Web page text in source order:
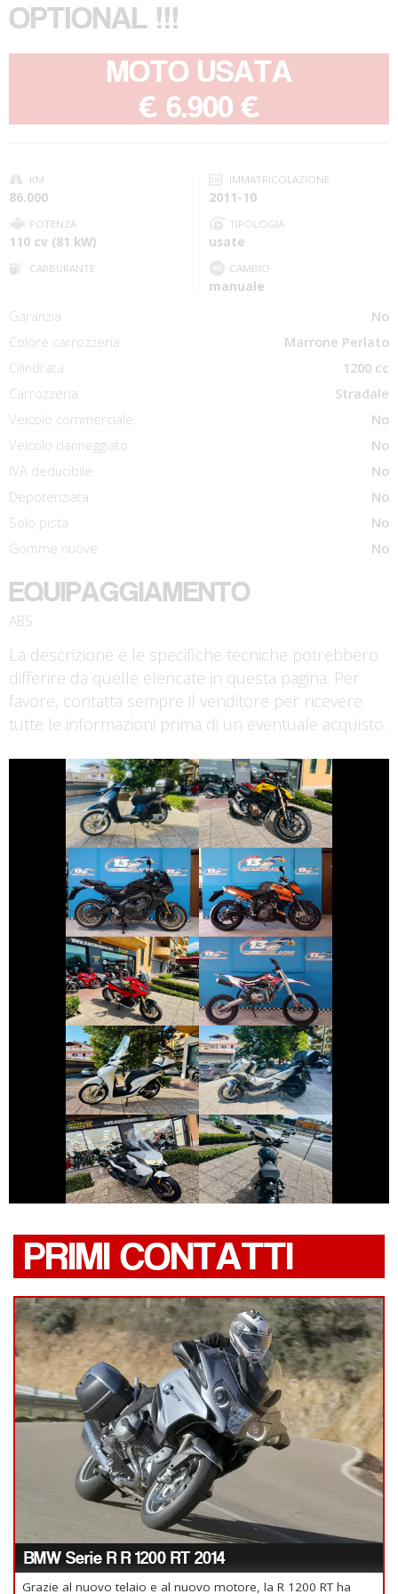
OPTIONAL !!!
MOTO USATA
€ 6.900 €
KM
86.000
IMMATRICOLAZIONE
2011-10
POTENZA
110 cv (81 kW)
TIPOLOGIA
usate
CARBURANTE CAMBIO
manuale
Garanzia
No
Colore carrozzeria
Marrone Perlato
Cilindrata
1200 cc
Carrozzeria
Stradale
Veicolo commerciale
No
Veicolo danneggiato
No
IVA deducibile
No
Depotenziata
No
Solo pista
No
Gomme nuove
No
EQUIPAGGIAMENTO
ABS
La descrizione e le specifiche tecniche potrebbero
differire da quelle elencate in questa pagina. Per
favore, contatta sempre il venditore per ricevere
tutte le informazioni prima di un eventuale acquisto.
PIAGGIO LIBERTY HONDA CB-F
YAMAHA
TRACER-9
€ 11.690 €
KTM 990-DUKE
€ 4.690 €
HONDA X-ADV
€ 8.690 €
ALTRA-MARCA
ALTRO-
MODELLO
€ 1.700 €
HONDA SH
€ 2.890 €
HONDA ADV-350
€ 4.490 €
BMW SERIE-C
€ 4.590 €
YAMAHA XSR-
700
€ 6.490 €
PRIMI CONTATTI
BMW Serie R R 1200 RT 2014
Grazie al nuovo telaio e al nuovo motore, la R 1200 RT ha